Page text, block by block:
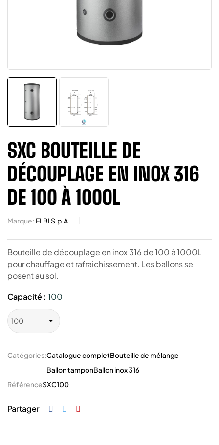
SXC BOUTEILLE DE
DÉCOUPLAGE EN INOX 316
DE 100 À 1000L
Marque: ELBI S.p.A.
Bouteille de découplage en inox 316 de 100 à 1000L
pour chauffage et rafraichissement. Les ballons se
posent au sol.
Capacité : 100
Catégories:Catalogue completBouteille de mélange
Ballon tamponBallon inox 316
RéférenceSXC100
Partager